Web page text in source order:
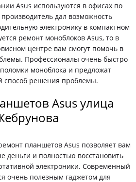
Asus используются в офисах по
дал возможность
электронику в компактном
ремонт моноблоков Asus, то в
центре вам смогут помочь в
Профессионалы очень быстро
моноблока и предложат
способ решения проблемы.
Asus улица
планшетов Asus позволяет вам
деньги и полностью восстановить
электроники. Современный
очень полезным гаджетом для